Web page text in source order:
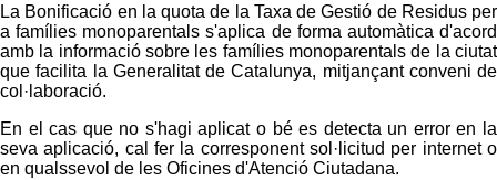
La Bonificació en la quota de la Taxa de Gestió de Residus per
a famílies monoparentals s'aplica de forma automàtica d'acord
amb la informació sobre les famílies monoparentals de la ciutat
que facilita la Generalitat de Catalunya, mitjançant conveni de
col·laboració.
En el cas que no s'hagi aplicat o bé es detecta un error en la
seva aplicació, cal fer la corresponent sol·licitud per internet o
en qualssevol de les Oficines d'Atenció Ciutadana.